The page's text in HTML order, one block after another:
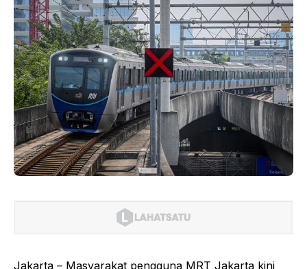
Jakarta – Masyarakat pengguna MRT Jakarta kini